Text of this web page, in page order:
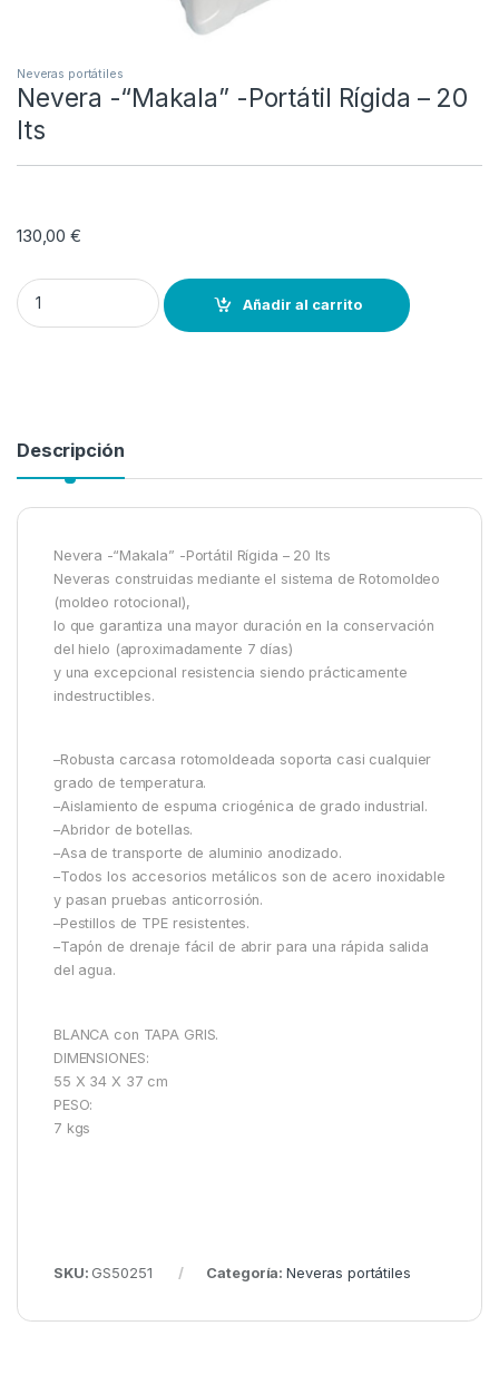
Neveras portátiles
Nevera -“Makala” -Portátil Rígida – 20
lts
130,00€
Nevera -“Makala” -Portátil Rígida - 20 lts quantity
Añadir al carrito
Descripción
Nevera -“Makala” -Portátil Rígida – 20 lts
Neveras construidas mediante el sistema de Rotomoldeo
(moldeo rotocional),
lo que garantiza una mayor duración en la conservación
del hielo (aproximadamente 7 días)
y una excepcional resistencia siendo prácticamente
indestructibles.
–Robusta carcasa rotomoldeada soporta casi cualquier
grado de temperatura.
–Aislamiento de espuma criogénica de grado industrial.
–Abridor de botellas.
–Asa de transporte de aluminio anodizado.
–Todos los accesorios metálicos son de acero inoxidable
y pasan pruebas anticorrosión.
–Pestillos de TPE resistentes.
–Tapón de drenaje fácil de abrir para una rápida salida
del agua.
BLANCA con TAPA GRIS.
DIMENSIONES:
55 X 34 X 37 cm
PESO:
7 kgs
SKU: GS50251 Categoría:Neveras portátiles